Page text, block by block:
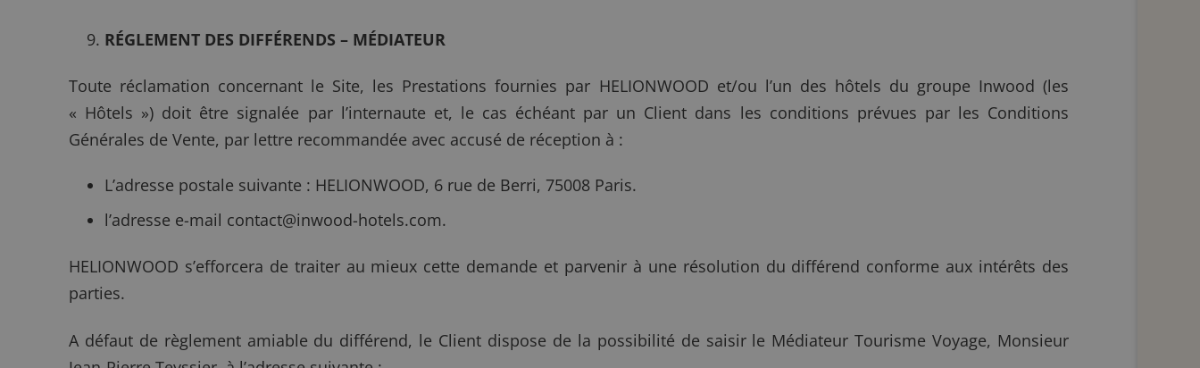
RÉGLEMENT DES DIFFÉRENDS – MÉDIATEUR
Toute réclamation concernant le Site, les Prestations fournies par HELIONWOOD et/ou l’un des hôtels du groupe Inwood (les
« Hôtels ») doit être signalée par l’internaute et, le cas échéant par un Client dans les conditions prévues par les Conditions
Générales de Vente, par lettre recommandée avec accusé de réception à :
L’adresse postale suivante : HELIONWOOD, 6 rue de Berri, 75008 Paris.
l’adresse e-mail contact@inwood-hotels.com.
HELIONWOOD s’efforcera de traiter au mieux cette demande et parvenir à une résolution du différend conforme aux intérêts des
parties.
A défaut de règlement amiable du différend, le Client dispose de la possibilité de saisir le Médiateur Tourisme Voyage, Monsieur